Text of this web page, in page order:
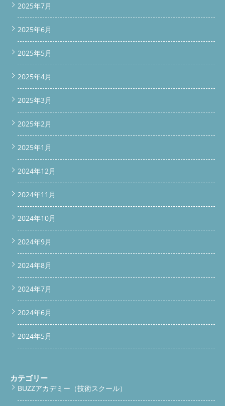
2025年7月
2025年6月
2025年5月
2025年4月
2025年3月
2025年2月
2025年1月
2024年12月
2024年11月
2024年10月
2024年9月
2024年8月
2024年7月
2024年6月
2024年5月
カテゴリー
BUZZアカデミー（技術スクール）